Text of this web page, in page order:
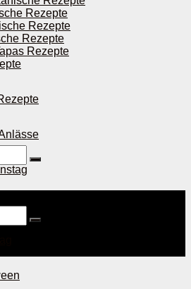
Rezepte
Rezepte
Rezepte
Rezepte